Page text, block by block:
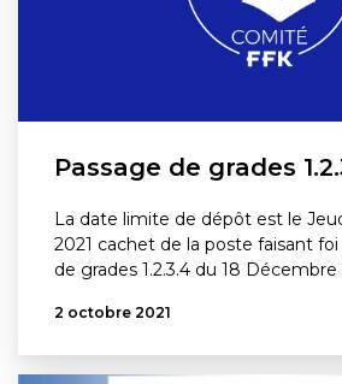
Passage de grades
La date limite de dépôt est le
2021 cachet de la poste faisant
de grades 1.2.3.4 du 18 Décembre
2 octobre 2021